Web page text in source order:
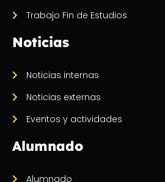
Trabajo Fin de Estudios
Noticias
Noticias internas
Noticias externas
Eventos y actividades
Alumnado
Alumnado